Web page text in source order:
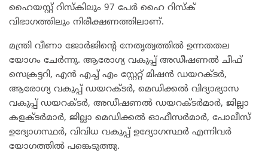
ഹൈയസ്റ്റ് റിസ്‌കിലും 97 പേര്‍ ഹൈ റിസ്‌ക്
വിഭാഗത്തിലും നിരീക്ഷണത്തിലാണ്.
മന്ത്രി വീണാ ജോര്‍ജിന്റെ നേതൃത്വത്തില്‍ ഉന്നതതല
യോഗം ചേര്‍ന്നു. ആരോഗ്യ വകുപ്പ് അഡീഷണല്‍ ചീഫ്
സെക്രട്ടറി, എന്‍ എച്ച് എം സ്റ്റേറ്റ് മിഷന്‍ ഡയറക്ടര്‍,
ആരോഗ്യ വകുപ്പ് ഡയറക്ടര്‍, മെഡിക്കല്‍ വിദ്യാഭ്യാസ
വകുപ്പ് ഡയറക്ടര്‍, അഡീഷണല്‍ ഡയറക്ടര്‍മാര്‍, ജില്ലാ
കളക്ടര്‍മാര്‍, ജില്ലാ മെഡിക്കല്‍ ഓഫീസര്‍മാര്‍, പോലീസ്
ഉദ്യോഗസ്ഥര്‍, വിവിധ വകുപ്പ് ഉദ്യോഗസ്ഥര്‍ എന്നിവര്‍
യോഗത്തില്‍ പങ്കെടുത്തു.